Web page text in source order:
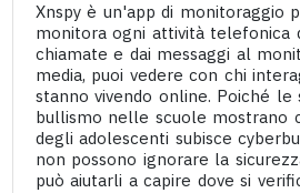
Xnspy è un'app di monitoraggio
monitora ogni attività telefonica
chiamate e dai messaggi al
media, puoi vedere con chi
stanno vivendo online. Poiché le
bullismo nelle scuole mostrano
degli adolescenti subisce
non possono ignorare la
può aiutarli a capire dove si